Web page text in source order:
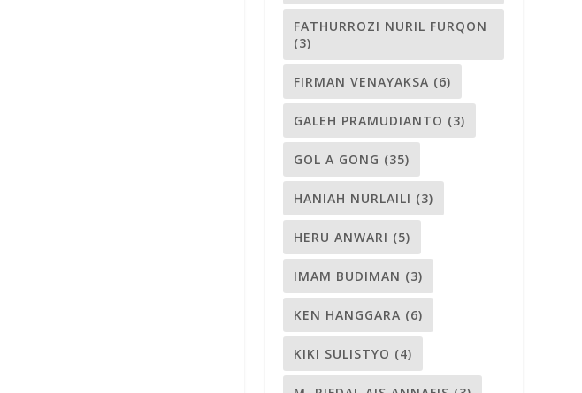
FATHURROZI NURIL FURQON
(3)
FIRMAN VENAYAKSA (6)
GALEH PRAMUDIANTO (3)
GOL A GONG (35)
HANIAH NURLAILI (3)
HERU ANWARI (5)
IMAM BUDIMAN (3)
KEN HANGGARA (6)
KIKI SULISTYO (4)